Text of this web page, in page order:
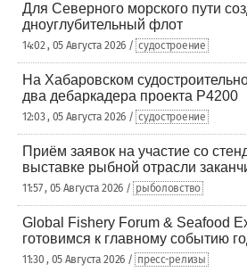
Для Северного морского пути
дноуглубительный флот
14:02 , 05 Августа 2026 / судостроение
На Хабаровском
два дебаркадера проекта Р4200
12:03 , 05 Августа 2026 / судостроение
Приём заявок на участие со
выставке рыбной отрасли
11:57 , 05 Августа 2026 / рыболовство
Global Fishery Forum & Seafood
готовимся к главному событию
11:30 , 05 Августа 2026 / пресс-релизы